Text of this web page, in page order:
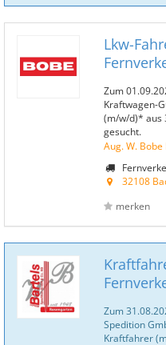
Lkw-
Zum
Kraftwagen-
(m/w/d)* aus
gesucht.
Aug. W.
32108
merken
Zum
Spedition
Kraftfahrer